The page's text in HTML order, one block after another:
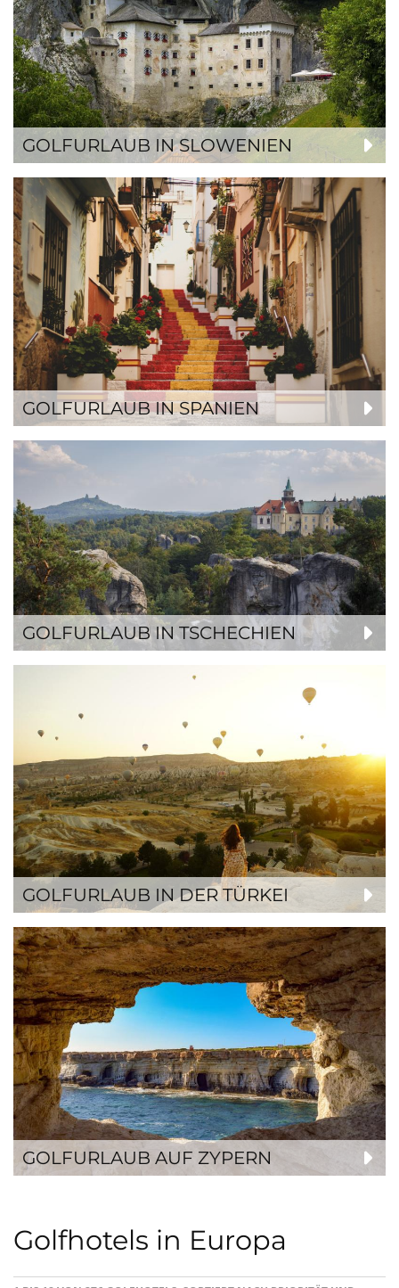
GOLFURLAUB IN SLOWENIEN
GOLFURLAUB IN SPANIEN
GOLFURLAUB IN TSCHECHIEN
GOLFURLAUB IN DER TÜRKEI
GOLFURLAUB AUF ZYPERN
Golfhotels in Europa